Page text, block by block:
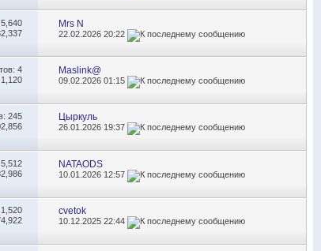
5,640
Mrs N
22.02.202620:22
4
Maslink@
09.02.202601:15
245
Цыркуль
26.01.202619:37
5,512
NATAODS
10.01.2026 12:57
1,520
cvetok
10.12.202522:44